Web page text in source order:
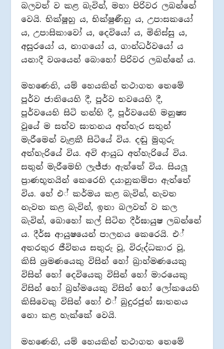
බලවත් ව කළ බැවින්, මහා පිරිවර ලබන්නේ
වෙයි. භික්ෂූහු ය, භික්ෂුණීහු ය, උපාසකයෝ
ය, උපාසිකාවෝ ය, දෙවියෝ ය, මිනිස්සු ය,
අසුරයෝ ය, නාගයෝ ය, ගාන්ධර්වයෝ ය
යනාදී වශයෙන් බොහෝ පිරිවර ලබන්නේ ය.
මහණෙනි, යම් හෙයකින් තථාගත තෙමේ
පූර්ව ජාතියෙහි දී, පූර්ව භවයෙහි දී,
පූර්වයෙහි සිටි තන්හි දී, පූර්වයෙහි මනුෂ්‍ය
වූයේ ම සත්ව ඝාතනය අත්හැර සතුන්
මැරීමෙන් වැළකී සිටියේ විය. දඬු මුගුරු
අත්හැරියේ විය. අවි ආයුධ අත්හැරියේ විය.
සතුන් මැරීමෙහි ලැජ්ජා ඇත්තේ විය. සියලූ
ප‍්‍රාණභූතයින් කෙරෙහි දයානුකම්පා ඇත්තේ
විය. හේ එ් කර්මය කළ බැවින්, නැවත
නැවත කළ බැවින්, ඉතා බලවත් ව කල
බැවින්, බොහෝ කල් සිටින දීර්ඝායුෂ ලබන්නේ
ය. දීර්ඝ ආයුෂයෙන් පාලනය කෙරෙයි. එ්
අතරතුර ජීවිතය සතුරු වූ, විරුද්ධකාර වූ,
කිසි ශ‍්‍රමණයෙකු විසින් හෝ බ‍්‍රාහ්මණයෙකු
විසින් හෝ දෙවියෙකු විසින් හෝ මාරයෙකු
විසින් හෝ බ‍්‍රහ්මයෙකු විසින් හෝ ලෝකයෙහි
කිසිවෙකු විසින් හෝ එ් බුදුරජුන් ඝාතනය
නො කළ හැක්කේ වෙයි.
මහණෙනි, යම් හෙයකින් තථාගත තෙමේ